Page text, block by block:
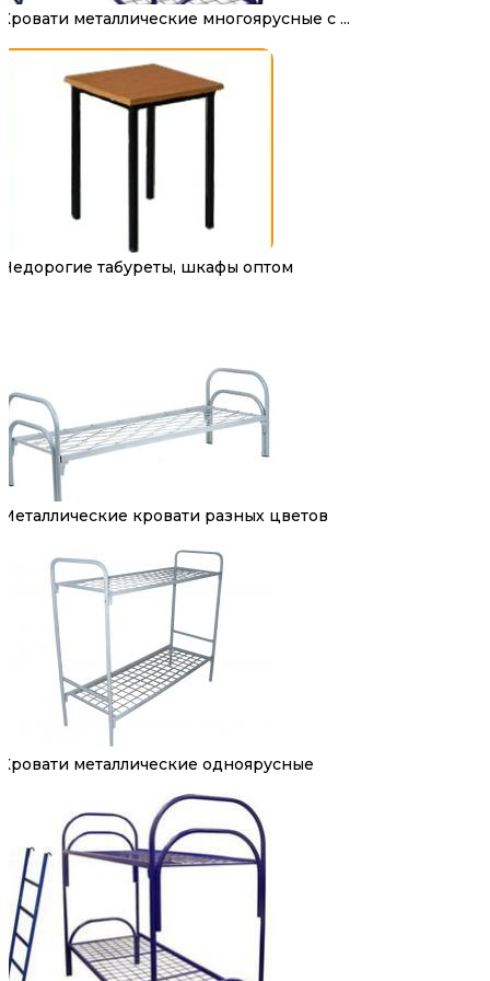
Кровати металлические многоярусные с ...
Недорогие табуреты, шкафы оптом
Металлические кровати разных цветов
Кровати металлические одноярусные